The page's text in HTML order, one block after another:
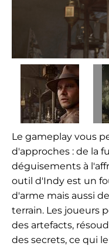
Le gameplay vous
d'approches : de la
déguisements à
outil d'Indy est un
d'arme mais aussi
terrain. Les joueurs
des artefacts,
des secrets, ce qui